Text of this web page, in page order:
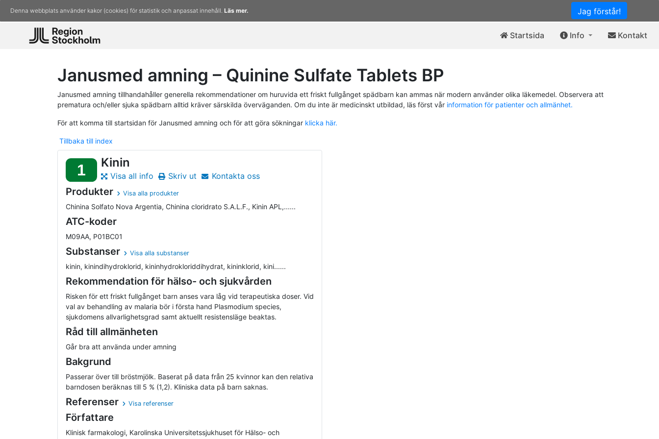
Jag förstår!
Denna webbplats använder kakor (cookies) för statistik och anpassat innehåll. Läs mer.
Startsida Info Kontakt
Janusmed amning – Quinine Sulfate Tablets BP
Janusmed amning tillhandahåller generella rekommendationer om huruvida ett friskt fullgånget spädbarn kan ammas när modern använder olika läkemedel. Observera att
prematura och/eller sjuka spädbarn alltid kräver särskilda överväganden. Om du inte är medicinskt utbildad, läs först vår information för patienter och allmänhet.
För att komma till startsidan för Janusmed amning och för att göra sökningar klicka här.
Tillbaka till index
1 Kinin
Visa all info Skriv ut Kontakta oss
Produkter Visa alla produkter
Chinina Solfato Nova Argentia, Chinina cloridrato S.A.L.F., Kinin APL,......
ATC-koder
M09AA, P01BC01
Substanser Visa alla substanser
kinin, kinindihydroklorid, kininhydrokloriddihydrat, kininklorid, kini......
Rekommendation för hälso- och sjukvården
Risken för ett friskt fullgånget barn anses vara låg vid terapeutiska doser. Vid
val av behandling av malaria bör i första hand Plasmodium species,
sjukdomens allvarlighetsgrad samt aktuellt resistensläge beaktas.
Råd till allmänheten
Går bra att använda under amning
Bakgrund
Passerar över till bröstmjölk. Baserat på data från 25 kvinnor kan den relativa
barndosen beräknas till 5 % (1,2). Kliniska data på barn saknas.
Referenser Visa referenser
Författare
Klinisk farmakologi, Karolinska Universitetssjukhuset för Hälso- och